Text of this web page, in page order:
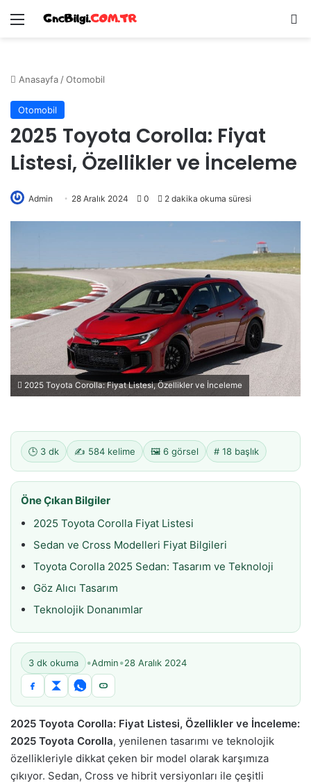
Menü
Anasayfa /Otomobil
Otomobil
2025 Toyota Corolla: Fiyat
Listesi, Özellikler ve İnceleme
Admin 28 Aralık 2024 0 2 dakika okuma süresi
2025 Toyota Corolla: Fiyat Listesi, Özellikler ve İnceleme
🕒 3 dk ✍️ 584 kelime 🖼️ 6 görsel # 18 başlık
Öne Çıkan Bilgiler
2025 Toyota Corolla Fiyat Listesi
Sedan ve Cross Modelleri Fiyat Bilgileri
Toyota Corolla 2025 Sedan: Tasarım ve Teknoloji
Göz Alıcı Tasarım
Teknolojik Donanımlar
3 dk okuma •Admin•28 Aralık 2024
2025 Toyota Corolla: Fiyat Listesi, Özellikler ve İnceleme:
2025 Toyota Corolla, yenilenen tasarımı ve teknolojik
özellikleriyle dikkat çeken bir model olarak karşımıza
çıkıyor. Sedan, Cross ve hibrit versiyonları ile çeşitli